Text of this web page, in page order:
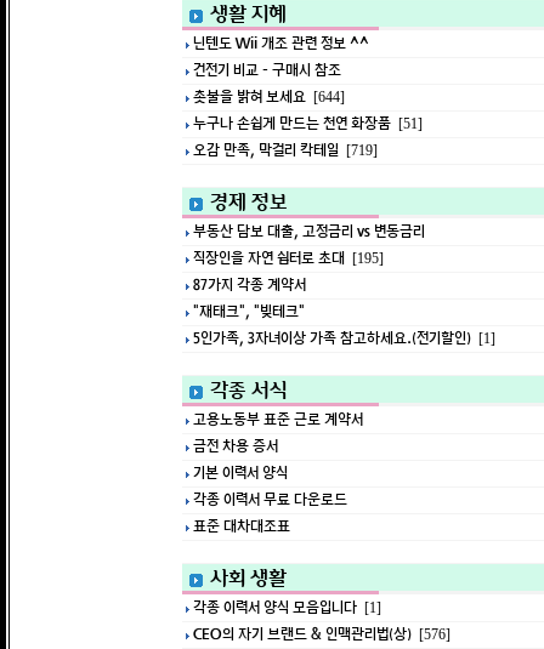
생활 지혜
닌텐도 Wii 개조 관련 정보 ^^
건전기 비교 - 구매시 참조
촛불을 밝혀 보세요 [644]
누구나 손쉽게 만드는 천연 화장품 [51]
오감 만족, 막걸리 칵테일 [719]
경제 정보
부동산 담보 대출, 고정금리 vs 변동금리
직장인을 자연 쉼터로 초대 [195]
87가지 각종 계약서
"재태크", "빚테크"
5인가족, 3자녀이상 가족 참고하세요.(전기할인) [1]
각종 서식
고용노동부 표준 근로 계약서
금전 차용 증서
기본 이력서 양식
각종 이력서 무료 다운로드
표준 대차대조표
사회 생활
각종 이력서 양식 모음입니다 [1]
CEO의 자기 브랜드 & 인맥관리법(상) [576]